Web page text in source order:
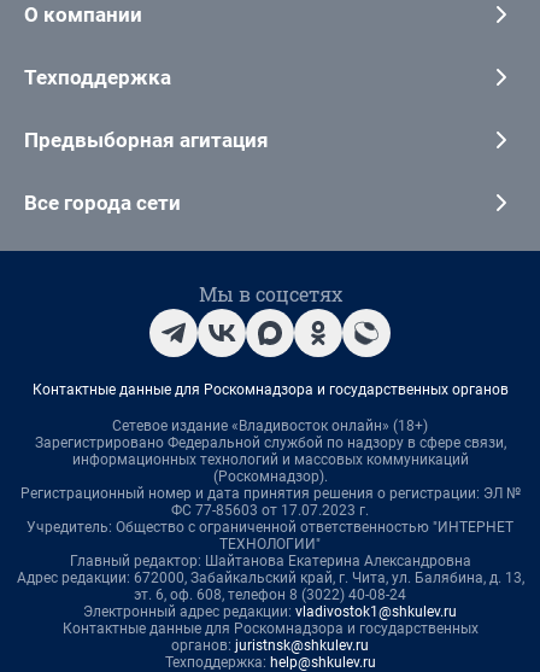
О компании
Техподдержка
Предвыборная агитация
Все города сети
Мы в соцсетях
Контактные данные для Роскомнадзора и государственных органов
Сетевое издание «Владивосток онлайн» (18+)
Зарегистрировано Федеральной службой по надзору в сфере связи,
информационных технологий и массовых коммуникаций
(Роскомнадзор).
Регистрационный номер и дата принятия решения о регистрации: ЭЛ №
ФС 77-85603 от 17.07.2023 г.
Учредитель: Общество с ограниченной ответственностью "ИНТЕРНЕТ
ТЕХНОЛОГИИ"
Главный редактор: Шайтанова Екатерина Александровна
Адрес редакции: 672000, Забайкальский край, г. Чита, ул. Балябина, д. 13,
эт. 6, оф. 608, телефон 8 (3022) 40-08-24
Электронный адрес редакции: vladivostok1@shkulev.ru
Контактные данные для Роскомнадзора и государственных
органов: juristnsk@shkulev.ru
Техподдержка: help@shkulev.ru